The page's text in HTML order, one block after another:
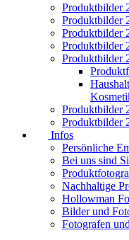
Produktbilder
Produktbilder
Produktbilder
Produktbilder
Produktbilder
Produktbilder
Produktbilder
Infos
Persönliche
Bei uns sind
Nachhaltige
Hollowman
Bilder und
Fotografen